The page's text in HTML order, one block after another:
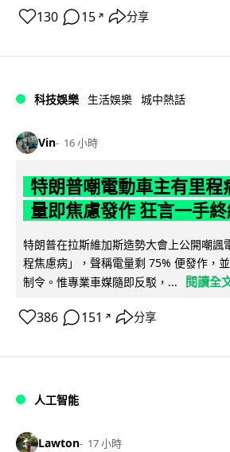
130 15 ↗ 分享
科技娛樂 生活娛樂 城中熱話
Vin 16 小時
特朗普嘲電動車主有里程
量即焦慮發作 狂言一手
特朗普在拉斯維加斯造勢大會上公開嘲諷
程焦慮病」，聲稱電量剩 75% 便發作，
制令。惟專業車媒隨即反駁，...
閱讀全
386 151 ↗ 分享
人工智能
Lawton 17 小時